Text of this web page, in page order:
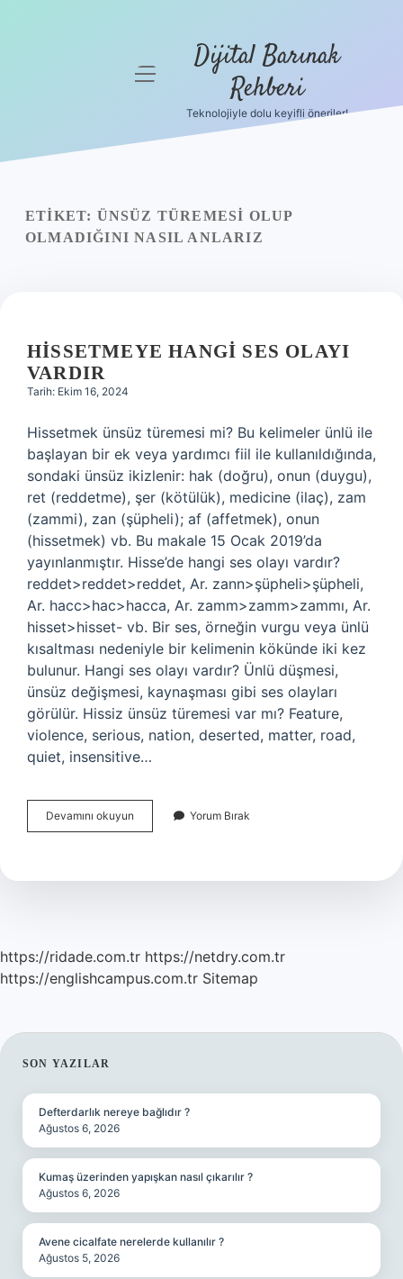
Yasal Uyarı
menüyü
Dijital Barınak
Rehberi
Teknolojiyle dolu keyifli öneriler!
ETIKET: ÜNSÜZ TÜREMESI OLUP
OLMADIĞINI NASIL ANLARIZ
HISSETMEYE HANGI SES OLAYI
VARDIR
Tarih: Ekim 16, 2024
Hissetmek ünsüz türemesi mi? Bu kelimeler ünlü ile
başlayan bir ek veya yardımcı fiil ile kullanıldığında,
sondaki ünsüz ikizlenir: hak (doğru), onun (duygu),
ret (reddetme), şer (kötülük), medicine (ilaç), zam
(zammi), zan (şüpheli); af (affetmek), onun
(hissetmek) vb. Bu makale 15 Ocak 2019’da
yayınlanmıştır. Hisse’de hangi ses olayı vardır?
reddet>reddet>reddet, Ar. zann>şüpheli>şüpheli,
Ar. hacc>hac>hacca, Ar. zamm>zamm>zammı, Ar.
hisset>hisset- vb. Bir ses, örneğin vurgu veya ünlü
kısaltması nedeniyle bir kelimenin kökünde iki kez
bulunur. Hangi ses olayı vardır? Ünlü düşmesi,
ünsüz değişmesi, kaynaşması gibi ses olayları
görülür. Hissiz ünsüz türemesi var mı? Feature,
violence, serious, nation, deserted, matter, road,
quiet, insensitive…
Devamını okuyun Hissetmeye
Hangi
Vardır
Yorum Bırak
https://ridade.com.tr https://netdry.com.tr
https://englishcampus.com.tr Sitemap
SIDEBAR
SON YAZILAR
Defterdarlık nereye bağlıdır ?
Ağustos 6, 2026
Kumaş üzerinden yapışkan nasıl çıkarılır ?
Ağustos 6, 2026
Avene cicalfate nerelerde kullanılır ?
Ağustos 5, 2026